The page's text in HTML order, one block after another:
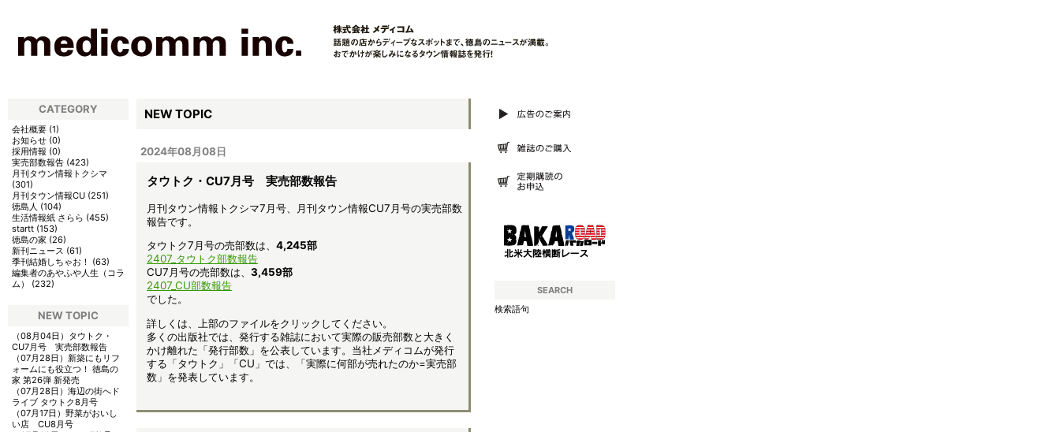
NEW TOPIC
2024年08月08日
タウトク・CU7月号 実売部数報告
月刊タウン情報トクシマ7月号、月刊タウン情報CU7月号の実売部数
報告です。
タウトク7月号の売部数は、 4,245部
2407_タウトク部数報告
CU7月号の売部数は、 3,459部
2407_CU部数報告
でした。
詳しくは、上部のファイルをクリックしてください。
多くの出版社では、発行する雑誌において実際の販売部数と大きく
かけ離れた「発行部数」を公表しています。当社メディコムが発行
する「タウトク」「CU」では、「実際に何部が売れたのか=実売部
数」を発表しています。
CATEGORY
会社概要 (1)
お知らせ (0)
採用情報 (0)
実売部数報告 (423)
月刊タウン情報トクシマ
(301)
月刊タウン情報CU (251)
徳島人 (104)
生活情報紙 さらら (455)
startt (153)
徳島の家 (26)
新刊ニュース (61)
季刊結婚しちゃお！
(63)
編集者のあやふや人生（コラ
ム）
(232)
NEW TOPIC
（08月04日） タウトク・
CU7月号 実売部数報告
（07月28日） 新築にもリフ
ォームにも役立つ！ 徳島の
家 第26弾 新発売
（07月28日） 海辺の街へド
ライブ タウトク8月号
（07月17日） 野菜がおいし
い店 CU8月号
SEARCH
検索語句